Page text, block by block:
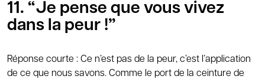
11. “Je pense que vous vivez
dans la peur !”
Réponse courte : Ce n’est pas de la peur, c’est l’application
de ce que nous savons. Comme le port de la ceinture de